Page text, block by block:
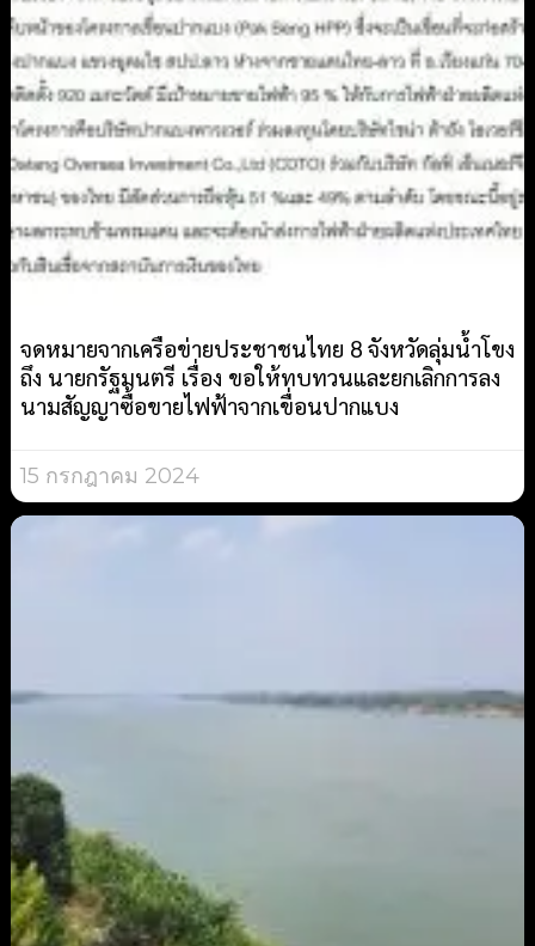
จดหมายจากเครือข่ายประชาชนไทย 8 จังหวัดลุ่มน้ำโขง
ถึง นายกรัฐมนตรี เรื่อง ขอให้ทบทวนและยกเลิกการลง
นามสัญญาซื้อขายไฟฟ้าจากเขื่อนปากแบง
15 กรกฎาคม 2024